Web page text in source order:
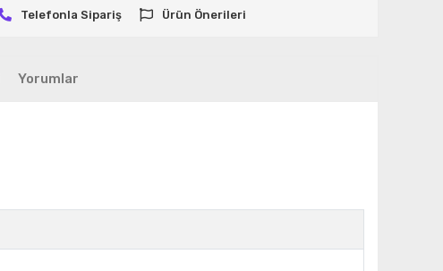
Telefonla Sipariş Ürün Önerileri
Yorumlar